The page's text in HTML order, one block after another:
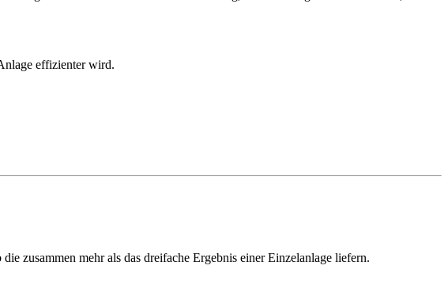
effizienter wird.
zusammen mehr als das dreifache Ergebnis einer Einzelanlage liefern.